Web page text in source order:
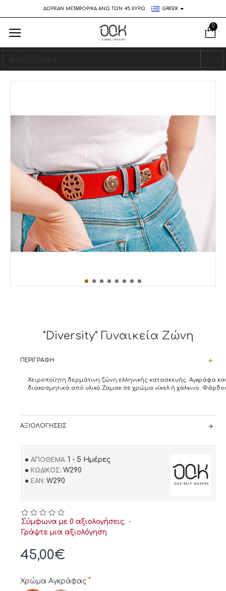
ΔΩΡΕΑΝ ΜΕΤΑΦΟΡΙΚΑ ΑΝΩ ΤΩΝ 45 ΕΥΡΩ GREEK
0
"Diversity" Γυναικεία Ζώνη
ΠΕΡΙΓΡΑΦΉ
Χειροποίητη δερμάτινη ζώνη ελληνικής κατασκευής. Αγκράφα
διακοσμητικά από υλικό Ζαμακ σε χρώμα νίκελ ή χάλκινο.
ΑΞΙΟΛΟΓΉΣΕΙΣ
ΑΠΌΘΕΜΑ: 1 - 5 Ημέρες
ΚΩΔΙΚΌΣ: W290
EAN: W290
Σύμφωνα με 0 αξιολογήσεις. -
Γράψτε μια αξιολόγηση
45,00€
Χρώμα Αγκράφας